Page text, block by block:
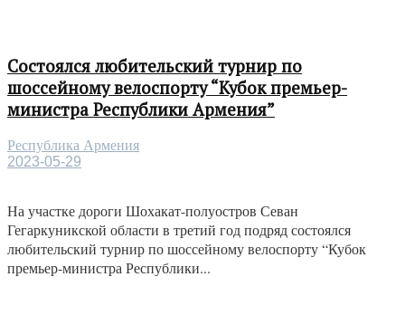
Состоялся любительский турнир по
шоссейному велоспорту “Кубок премьер-
министра Республики Армения”
Республика Армения
2023-05-29
На участке дороги Шохакат-полуостров Севан
Гегаркуникской области в третий год подряд состоялся
любительский турнир по шоссейному велоспорту “Кубок
премьер-министра Республики...